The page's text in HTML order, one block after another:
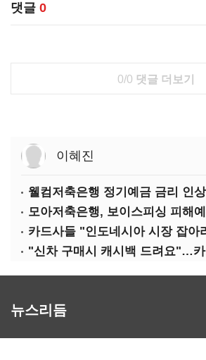
댓글 0
0/0 댓글 더보기
이혜진
웰컴저축은행 정기예금 금리 인
카드사들 "인도네시아 시장 잡아
뉴스리듬